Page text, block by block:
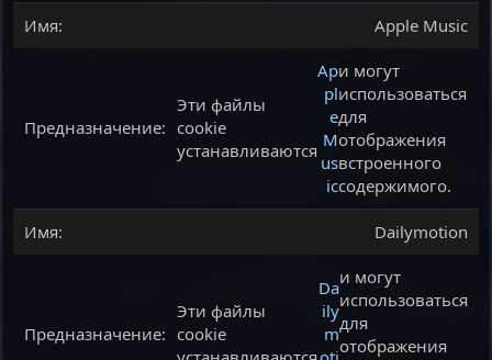
Apple Music
Эти файлы
cookie
устанавливаются
Ap
pl
e
M
us
ic
и могут
использоваться
для
отображения
встроенного
содержимого.
Dailymotion
Эти файлы
cookie
Da
ily
m
и могут
использоваться
для
отображения